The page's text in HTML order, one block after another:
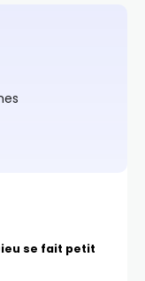
se fait petit